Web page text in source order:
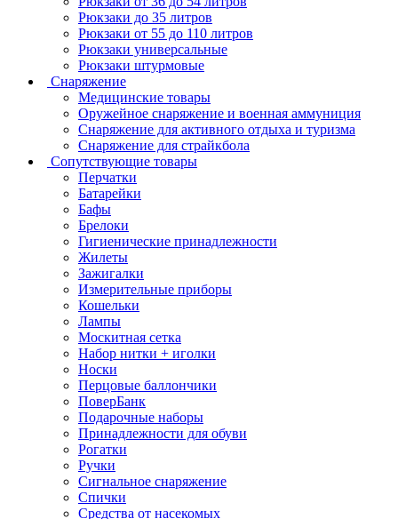
Рюкзаки до 35 литров
Рюкзаки от 55 до 110 литров
Рюкзаки универсальные
Рюкзаки штурмовые
Снаряжение
Медицинские товары
Оружейное снаряжение и военная аммуниция
Снаряжение для активного отдыха и туризма
Снаряжение для страйкбола
Сопутствующие товары
Перчатки
Батарейки
Бафы
Брелоки
Гигиенические принадлежности
Жилеты
Зажигалки
Измерительные приборы
Кошельки
Лампы
Москитная сетка
Набор нитки + иголки
Носки
Перцовые баллончики
ПоверБанк
Подарочные наборы
Принадлежности для обуви
Рогатки
Ручки
Сигнальное снаряжение
Спички
Средства от насекомых